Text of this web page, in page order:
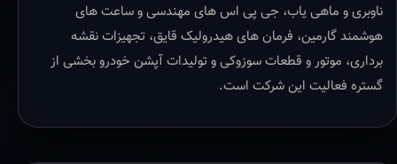
ناوبری و ماهی یاب، جی پی اس های مهندسی و ساعت های
هوشمند گارمین، فرمان های هیدرولیک قایق، تجهیزات نقشه
برداری، موتور و قطعات سوزوکی و تولیدات آپشن خودرو بخشی از
گستره فعالیت این شرکت است.